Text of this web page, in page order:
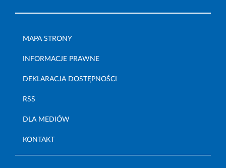
MAPA STRONY
INFORMACJE PRAWNE
DEKLARACJA DOSTĘPNOŚCI
RSS
DLA MEDIÓW
KONTAKT